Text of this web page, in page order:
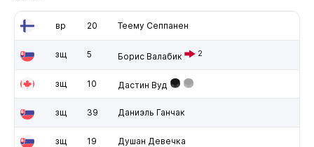
вр 20 Теему Сеппанен
зщ 5 Борис Валабик 2
зщ 10 Дастин Вуд
зщ 39 Даниэль Ганчак
зщ 19 Душан Девечка